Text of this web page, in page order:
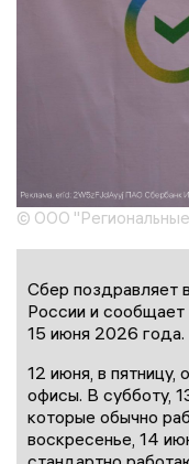
© ООО
Сбер поздравляет
России и
15 июня 2026 года.
12 июня, в
офисы. В субботу,
которые обычно
воскресенье, 14